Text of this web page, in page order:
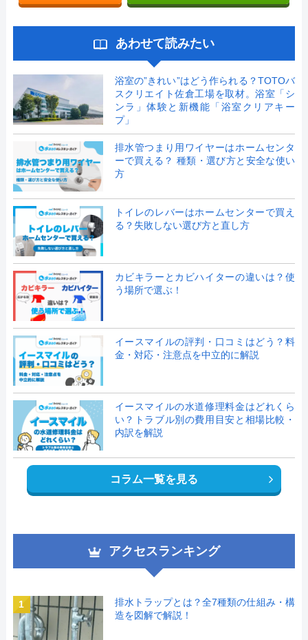
あわせて読みたい
浴室の”きれい”はどう作られる？TOTOバ
スクリエイト佐倉工場を取材。浴室「シ
ンラ」体験と新機能「浴室クリアキー
プ」
排水管つまり用ワイヤーはホームセンタ
ーで買える？ 種類・選び方と安全な使い
方
トイレのレバーはホームセンターで買え
る？失敗しない選び方と直し方
カビキラーとカビハイターの違いは？使
う場所で選ぶ！
イースマイルの評判・口コミはどう？料
金・対応・注意点を中立的に解説
イースマイルの水道修理料金はどれくら
い？トラブル別の費用目安と相場比較・
内訳を解説
コラム一覧を見る
アクセスランキング
1
排水トラップとは？全7種類の仕組み・構
造を図解で解説！